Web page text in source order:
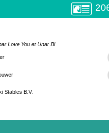
Love You et Unar Bi
Stables B.V.